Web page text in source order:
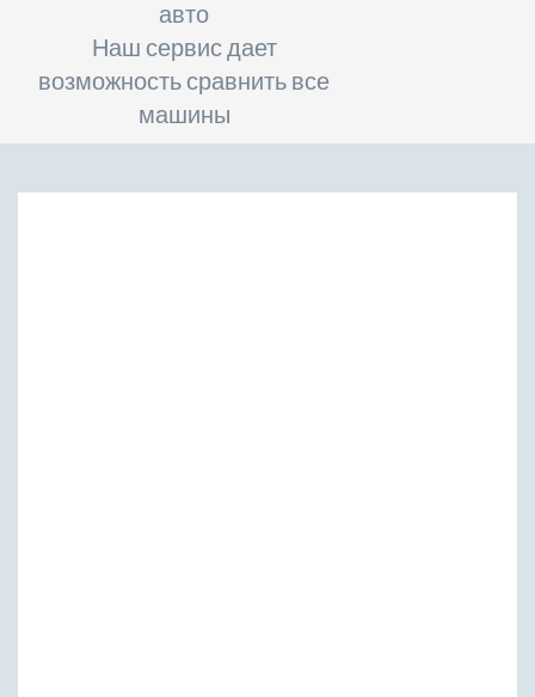
авто
Наш сервис дает
возможность сравнить все
машины